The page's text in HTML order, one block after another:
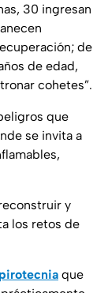
30 ingresan
de
de edad,
cohetes”.
que
se invita a
y
los retos de
pirotecnia que